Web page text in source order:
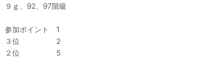
９ｇ、92、97階級
参加ポイント 1
３位 2
２位 5